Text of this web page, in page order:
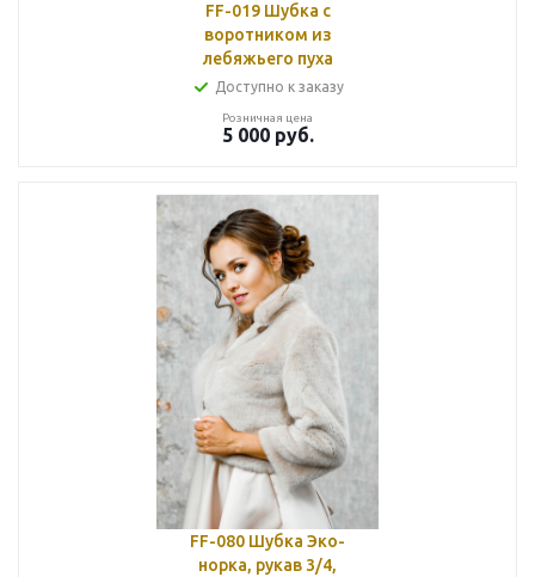
FF-019 Шубка с
воротником из
лебяжьего пуха
Доступно к заказу
Розничная цена
5 000руб.
FF-080 Шубка Эко-
норка, рукав 3/4,